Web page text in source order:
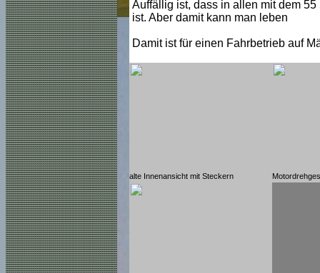
Auffällig ist, dass in allen mit dem
ist. Aber damit kann man leben
Damit ist für einen Fahrbetrieb auf
alte Innenansicht mit Steckern